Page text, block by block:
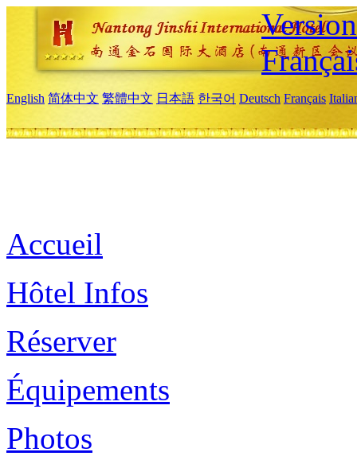
English 简体中文 繁體中文 日本語 한국어 Deutsch Français
Accueil
Hôtel Infos
Réserver
Équipements
Photos